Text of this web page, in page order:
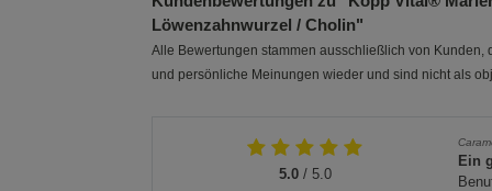
Löwenzahnwurzel / Cholin"
Alle Bewertungen stammen ausschließlich von
und persönliche Meinungen wieder und sind nicht als
5.0/ 5.0
Ein